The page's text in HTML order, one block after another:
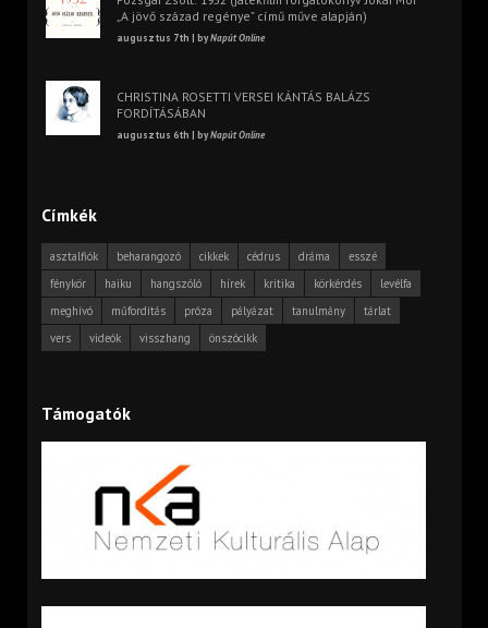
„A jövő század regénye” című műve alapján)
augusztus 7th | byNapút Online
CHRISTINA ROSETTI VERSEI KÁNTÁS BALÁZS
FORDÍTÁSÁBAN
augusztus 6th | byNapút Online
Címkék
asztalfiók beharangozó cikkek cédrus dráma
esszé
fénykör
haiku hangszóló hírek kritika körkérdés
levélfa
meghívó
műfordítás próza pályázat tanulmány
tárlat
vers
videók visszhang önszócikk
Támogatók